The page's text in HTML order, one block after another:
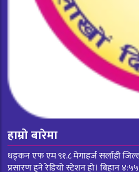
हाम्रो बारेमा
धड्कन एफ एम ९१.८ मेगाहर्ज सर्लाही
प्रसारण हुने रेडियो स्टेशन हो। बिहान